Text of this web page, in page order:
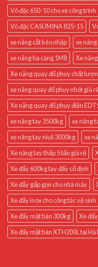
Vỏ đặc 650-10 cho xe công trình
Vỏ đặc CASUMINA 825-15
xe nâng cắt kéo nhập
xe
xe nâng hạ càng 1M8
Xe
Xe nâng quay đổ phuy chất
xe nâng quay đổ phuy nhót giá
Xe nâng quay đổ phuy điện
xe nâng tay 3500kg
xe nâng
xe nâng tay niuli 3000kg
xe
Xe nâng tay thấp 5 tấn giá rẻ
Xe đẩy 600kg tay đẩy cố định
Xe đẩy gấp gọn cho nhà máy
Xe đẩy inox cho công tác vệ sinh
Xe đẩy mặt bàn 300kg
Xe
Xe đẩy mặt bàn XTH200L tại Hà